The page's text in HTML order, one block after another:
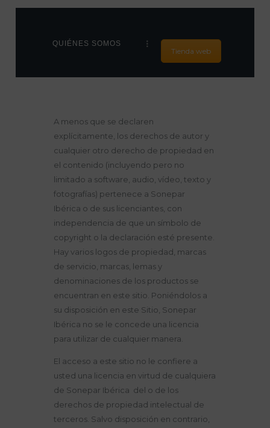
QUIÉNES SOMOS
Tienda web
HOME
PRODUCTOS
ÚNETE A
NOSOTROS
CONTACTO
NOTICIAS
A menos que se declaren
explícitamente, los derechos de autor y
cualquier otro derecho de propiedad en
el contenido (incluyendo pero no
limitado a software, audio, vídeo, texto y
fotografías) pertenece a Sonepar
Ibérica o de sus licenciantes, con
independencia de que un símbolo de
copyright o la declaración esté presente.
Hay varios logos de propiedad, marcas
de servicio, marcas, lemas y
denominaciones de los productos se
encuentran en este sitio. Poniéndolos a
su disposición en este Sitio, Sonepar
Ibérica no se le concede una licencia
para utilizar de cualquier manera.
El acceso a este sitio no le confiere a
usted una licencia en virtud de cualquiera
de Sonepar Ibérica del o de los
derechos de propiedad intelectual de
terceros. Salvo disposición en contrario,